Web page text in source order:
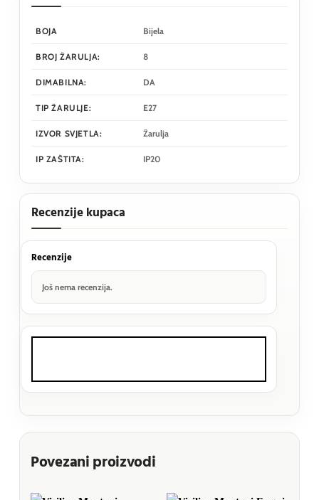
BOJA Bijela
BROJ ŽARULJA: 8
DIMABILNA: DA
TIP ŽARULJE: E27
IZVOR SVJETLA: Žarulja
IP ZAŠTITA: IP20
Recenzije kupaca
Recenzije
Još nema recenzija.
Povezani proizvodi